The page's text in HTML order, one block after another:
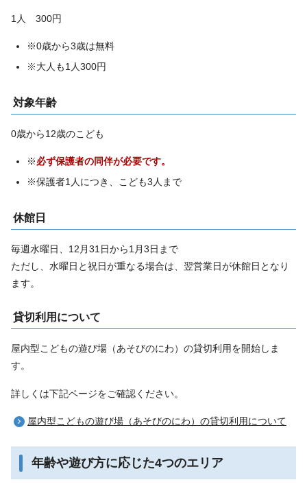
1人 300円
※0歳から3歳は無料
※大人も1人300円
対象年齢
0歳から12歳のこども
※必ず保護者の同伴が必要です。
※保護者1人につき、こども3人まで
休館日
毎週水曜日、12月31日から1月3日まで
ただし、水曜日と祝日が重なる場合は、翌営業日が休館日となり
ます。
貸切利用について
屋内型こどもの遊び場（あそびのにわ）の貸切利用を開始しま
す。
詳しくは下記ページをご確認ください。
屋内型こどもの遊び場（あそびのにわ）の貸切利用について
年齢や遊び方に応じた4つのエリア